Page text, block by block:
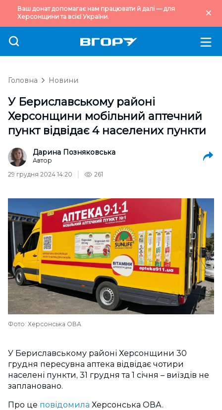
Ваш донат допомагає нам працювати й далі — для
Херсонщини та всієї України.
Головна Новини
У Бериславському районі
Херсонщини мобільний аптечний
пункт відвідає 4 населених пункти
Дарина Позняковська
Автор
29 грудня 2024 14:20
261
Фото: Херсонська ОВА
У Бериславському районі Херсонщини 30
грудня пересувна аптека відвідає чотири
населені пункти, 31 грудня та 1 січня – виїздів не
заплановано.
Про це повідомила Херсонська ОВА.